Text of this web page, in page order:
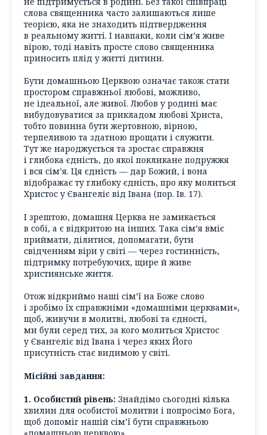
слова священника часто залишаються лише
теорією, яка не знаходить підтвердження
в реальному житті. І навпаки, коли сім’я живе
вірою, тоді навіть просте слово священника
приносить плід у житті дитини.
Бути домашньою Церквою означає також стати
простором справжньої любові, можливо,
не ідеальної, але живої. Любов у родині має
вибудовуватися за прикладом любові Христа,
тобто повинна бути жертовною, вірною,
терпеливою та здатною прощати і служити.
Тут же народжується та зростає справжня
і глибока єдність, до якої покликане подружжя
і вся сім’я. Ця єдність — дар Божий, і вона
відображає ту глибоку єдність, про яку молиться
Христос у Євангеліє від Івана (пор. Ів. 17).
І зрештою, домашня Церква не замикається
в собі, а є відкритою на інших. Така сім’я вміє
приймати, ділитися, допомагати, бути
свідченням віри у світі — через гостинність,
підтримку потребуючих, щире й живе
християнське життя.
Отож відкриймо наші сім’ї на Боже слово
і зробімо їх справжніми «домашніми церквами»,
щоб, живучи в молитві, любові та єдності,
ми були серед тих, за кого молиться Христос
у Євангеліє від Івана і через яких Його
присутність стає видимою у світі.
Місійні завдання:
1. Особистий рівень: Знайдімо сьогодні кілька
хвилин для особистої молитви і попросімо Бога,
щоб допоміг нашій сім’ї бути справжньою
«домашньою церквою».